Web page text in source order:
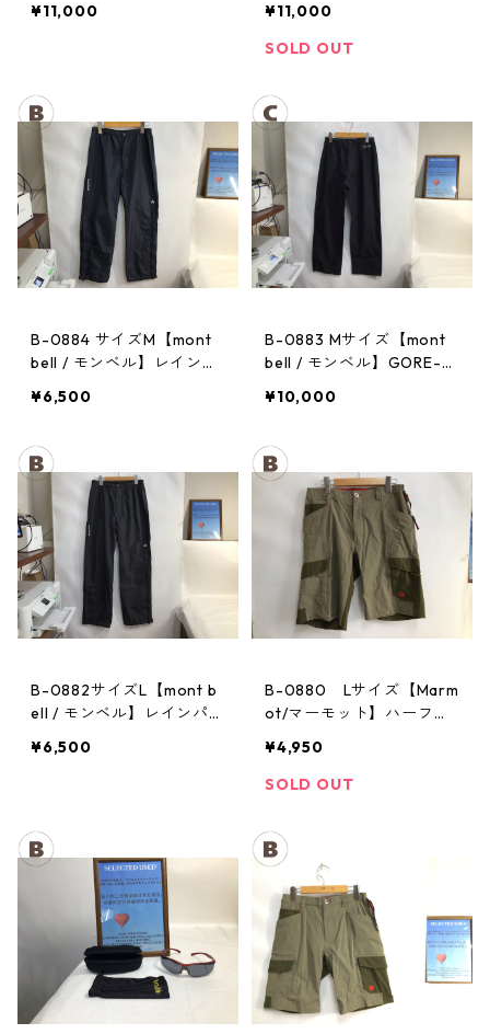
ンツ：レディースBK
¥11,000
パンツ：メンズBK
¥11,000
SOLD OUT
B-0884 サイズM【mont
bell / モンベル】レインパ
ディース
¥6,500
B-0883 Mサイズ【mont
bell / モンベル】GORE-T
パンツ：メンズBK
¥10,000
B-0882サイズL【mont b
ell / モンベル】レインパン
ィースL
¥6,500
B-0880 Lサイズ【Marm
ot/マーモット】ハーフパ
Men's BGOL
¥4,950
SOLD OUT